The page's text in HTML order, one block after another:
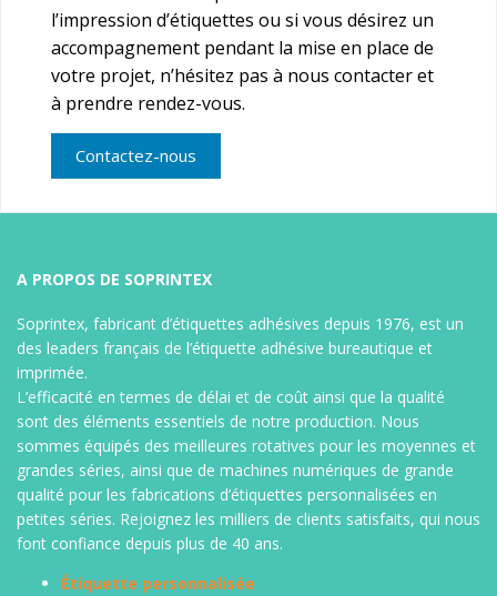
Etiquettes adhésives en paravent sans caroll (zig
zag) étiquettes transfert et étiquette thermique
pour imprimante transfert ou thermique direct,
étiquette code barre, étiquettes personnalisées,
étiquettes imprimées ou non, sur différents types
de support. (sur stock ou fabrication spéciale)
Etiquettes médicales
barre, étiquette transport, étiquettes imprimées
ou fabrication spéciale)
l’impression d’étiquettes ou si vous désirez un
accompagnement pendant la mise en place de
votre projet, n’hésitez pas à nous contacter et
à prendre rendez-vous.
Contactez-nous
A PROPOS DE SOPRINTEX
Soprintex, fabricant d’étiquettes adhésives depuis 1976, est un
des leaders français de l’étiquette adhésive bureautique et
imprimée.
L’efficacité en termes de délai et de coût ainsi que la qualité
sont des éléments essentiels de notre production. Nous
sommes équipés des meilleures rotatives pour les moyennes et
grandes séries, ainsi que de machines numériques de grande
qualité pour les fabrications d’étiquettes personnalisées en
petites séries. Rejoignez les milliers de clients satisfaits, qui nous
font confiance depuis plus de 40 ans.
Étiquette personnalisée